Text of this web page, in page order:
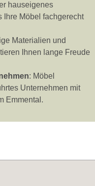
hauseigenes
Ihre Möbel fachgerecht
Materialien und
Ihnen lange Freude
: Möbel
Unternehmen mit
Emmental.